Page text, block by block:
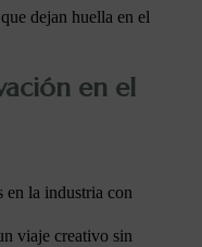
dejan huella en el
en el
en la industria con
viaje creativo sin